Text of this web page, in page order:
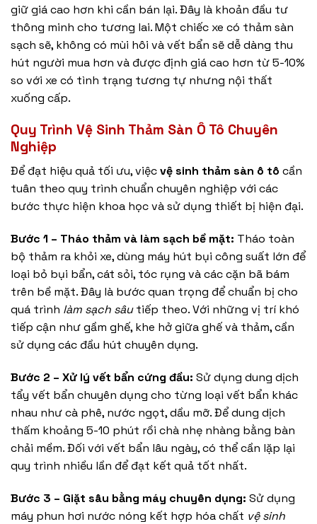
giữ giá cao hơn khi cần bán lại. Đây là khoản đầu tư
thông minh cho tương lai. Một chiếc xe có thảm sàn
sạch sẽ, không có mùi hôi và vết bẩn sẽ dễ dàng thu
hút người mua hơn và được định giá cao hơn từ 5-10%
so với xe có tình trạng tương tự nhưng nội thất
xuống cấp.
Quy Trình Vệ Sinh Thảm Sàn Ô Tô Chuyên
Nghiệp
Để đạt hiệu quả tối ưu, việcvệ sinh thảm sàn ô tô cần
tuân theo quy trình chuẩn chuyên nghiệp với các
bước thực hiện khoa học và sử dụng thiết bị hiện đại.
Bước 1 – Tháo thảm và làm sạch bề mặt: Tháo toàn
bộ thảm ra khỏi xe, dùng máy hút bụi công suất lớn để
loại bỏ bụi bẩn, cát sỏi, tóc rụng và các cặn bã bám
trên bề mặt. Đây là bước quan trọng để chuẩn bị cho
quá trình làm sạch sâutiếp theo. Với những vị trí khó
tiếp cận như gầm ghế, khe hở giữa ghế và thảm, cần
sử dụng các đầu hút chuyên dụng.
Bước 2 – Xử lý vết bẩn cứng đầu: Sử dụng dung dịch
tẩy vết bẩn chuyên dụng cho từng loại vết bẩn khác
nhau như cà phê, nước ngọt, dầu mỡ. Để dung dịch
thấm khoảng 5-10 phút rồi chà nhẹ nhàng bằng bàn
chải mềm. Đối với vết bẩn lâu ngày, có thể cần lặp lại
quy trình nhiều lần để đạt kết quả tốt nhất.
Bước 3 – Giặt sâu bằng máy chuyên dụng: Sử dụng
máy phun hơi nước nóng kết hợp hóa chất vệ sinh